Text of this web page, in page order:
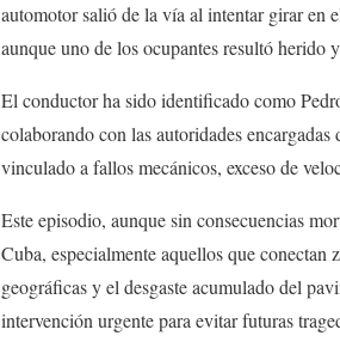
automotor salió de la vía al intentar girar en
aunque uno de los ocupantes resultó herido
El conductor ha sido identificado como
colaborando con las autoridades
vinculado a fallos mecánicos, exceso de
Este episodio, aunque sin consecuencias
Cuba, especialmente aquellos que conectan
geográficas y el desgaste acumulado del
intervención urgente para evitar futuras